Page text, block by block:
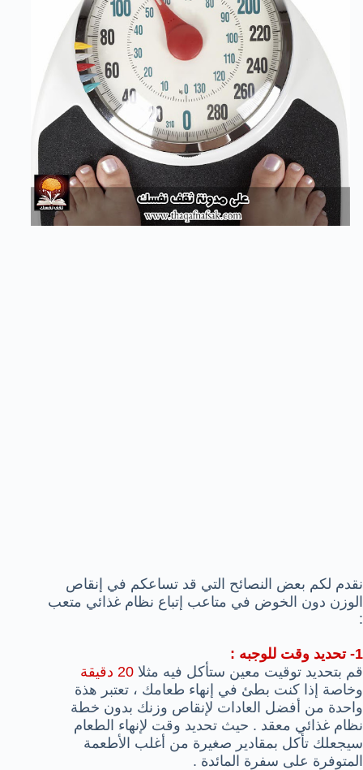
نقدم لكم بعض النصائح التي قد تساعكم في إنقاص
الوزن دون الخوض في متاعب إتباع نظام غذائي متعب
:
1- تحديد وقت للوجبه :
قم بتحديد توقيت معين ستأكل فيه مثلا
وخاصة إذا كنت بطئ في إنهاء طعامك ، تعتبر هذة
واحدة من أفضل العادات لإنقاص وزنك بدون خطة
نظام غذائي معقد . حيث تحديد وقت لإنهاء الطعام
سيجعلك تأكل بمقادير صغيرة من أغلب الأطعمة
المتوفرة على سفرة المائدة .